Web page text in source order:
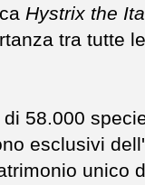
Hystrix the
tra tutte
58.000
esclusivi
unico